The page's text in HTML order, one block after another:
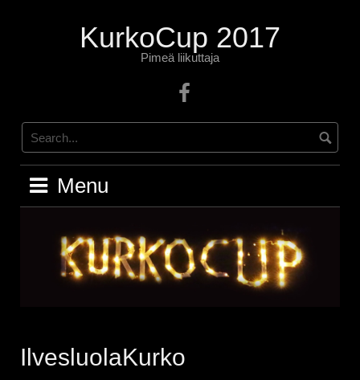
KurkoCup 2017
Pimeä liikuttaja
Facebook
Menu
IlvesluolaKurko